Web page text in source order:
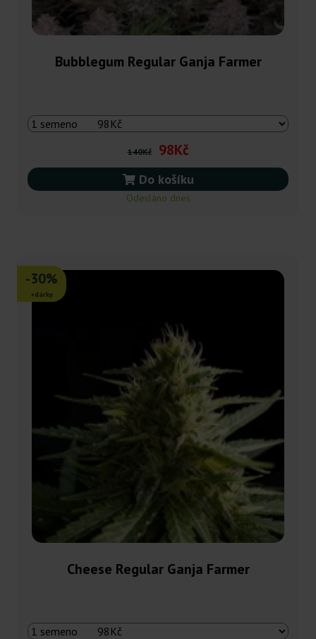
Bubblegum Regular Ganja Farmer
140Kč 98Kč
Do košíku
Odesláno dnes
-30%
+dárky
Cheese Regular Ganja Farmer